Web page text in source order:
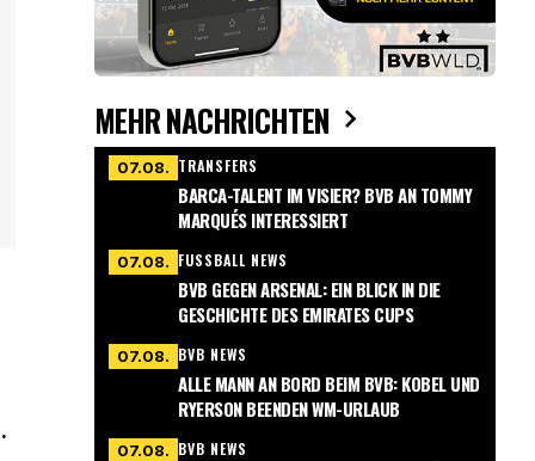
MEHR NACHRICHTEN
07.08. TRANSFERS
BARCA-TALENT IM VISIER? BVB AN TOMMY
MARQUÉS INTERESSIERT
07.08. FUSSBALL NEWS
BVB GEGEN ARSENAL: EIN BLICK IN DIE
GESCHICHTE DES EMIRATES CUPS
07.08. BVB NEWS
ALLE MANN AN BORD BEIM BVB: KOBEL UND
RYERSON BEENDEN WM-URLAUB
07.08. BVB NEWS